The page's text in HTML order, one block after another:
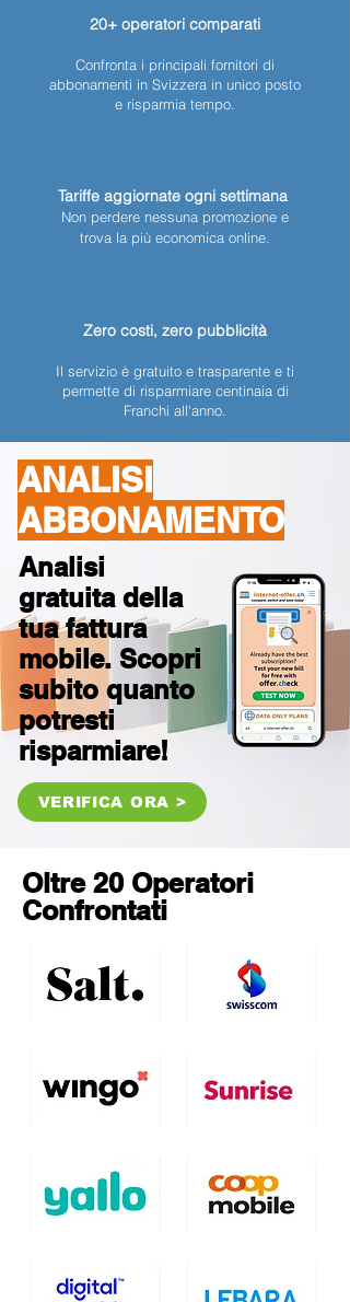
20+ operatori comparati
Confronta i principali fornitori di
abbonamenti in Svizzera in unico posto
e risparmia tempo.
Tariffe aggiornate ogni settimana
Non perdere nessuna promozione e
trova la più economica online.
Zero costi, zero pubblicità
Il servizio è gratuito e trasparente e ti
permette di risparmiare centinaia di
Franchi all'anno.
ANALISI
ABBONAMENTO
Analisi
gratuita della
tua fattura
mobile. Scopri
subito quanto
potresti
risparmiare!
VERIFICA ORA >
Oltre 20 Operatori
Confrontati